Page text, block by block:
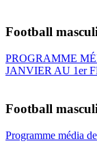
Football
PROGRAMME
JANVIER AU 1er
Football
Programme média